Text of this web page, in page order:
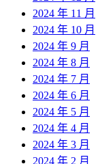
2024 年 11 月
2024 年 10 月
2024 年 9 月
2024 年 8 月
2024 年 7 月
2024 年 6 月
2024 年 5 月
2024 年 4 月
2024 年 3 月
2024 年 2 月